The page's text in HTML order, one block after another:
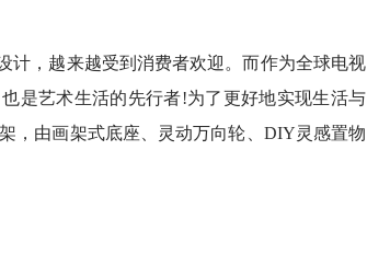
，越来越受到消费者欢迎。而作为全球电视
是艺术生活的先行者!为了更好地实现生活与
，由画架式底座、灵动万向轮、DIY灵感置物